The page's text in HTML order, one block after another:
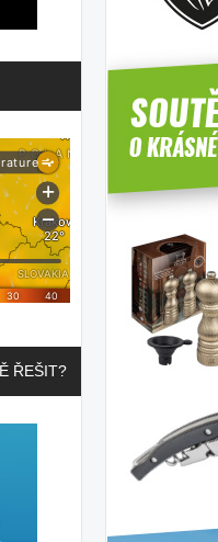
ŘEŠIT?